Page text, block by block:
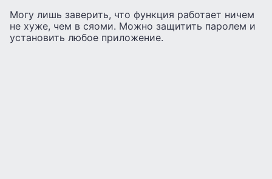
Могу лишь заверить, что функция работает ничем
не хуже, чем в сяоми. Можно защитить паролем и
установить любое приложение.